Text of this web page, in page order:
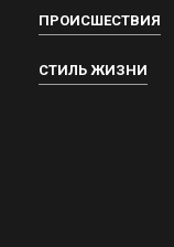
ПРОИСШЕСТВИЯ
СТИЛЬ ЖИЗНИ